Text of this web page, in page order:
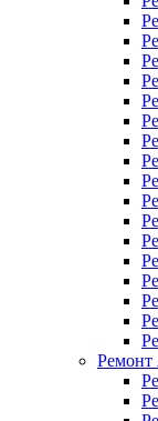
Ремонт